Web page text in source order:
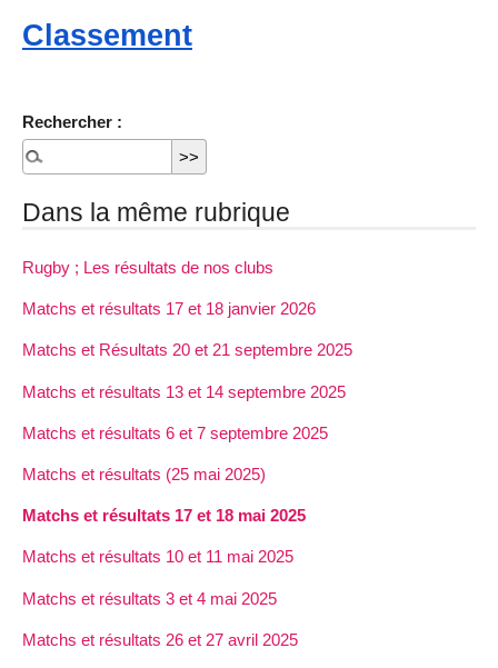
Classement
Rechercher :
Dans la même rubrique
Rugby ; Les résultats de nos clubs
Matchs et résultats 17 et 18 janvier 2026
Matchs et Résultats 20 et 21 septembre 2025
Matchs et résultats 13 et 14 septembre 2025
Matchs et résultats 6 et 7 septembre 2025
Matchs et résultats (25 mai 2025)
Matchs et résultats 17 et 18 mai 2025
Matchs et résultats 10 et 11 mai 2025
Matchs et résultats 3 et 4 mai 2025
Matchs et résultats 26 et 27 avril 2025